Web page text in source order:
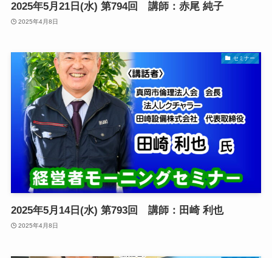
2025年5月21日(水) 第794回 講師：赤尾 純子
2025年4月8日
セミナー
2025年5月14日(水) 第793回 講師：田崎 利也
2025年4月8日